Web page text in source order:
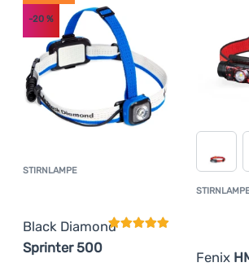
Anmelden /
Registrieren
für 30 Minuten bis zu einer Tiefe von 1
IPx8-Geschützt vor ständigem
zur vom Hersteller angegebenen Tiefe.(
STIRNLAMPE
Black Diamond
Sprinter 500
Kundenbewertung
-20 %
Fenix